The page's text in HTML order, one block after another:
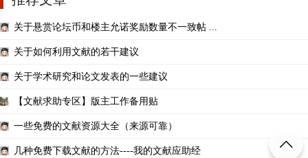
关于悬赏论坛币和楼主允诺奖励数量不一致帖 ...
关于如何利用文献的若干建议
关于学术研究和论文发表的一些建议
【文献求助专区】版主工作备用贴
一些免费的文献资源大全（来源可靠）
几种免费下载文献的方法----我的文献应助经